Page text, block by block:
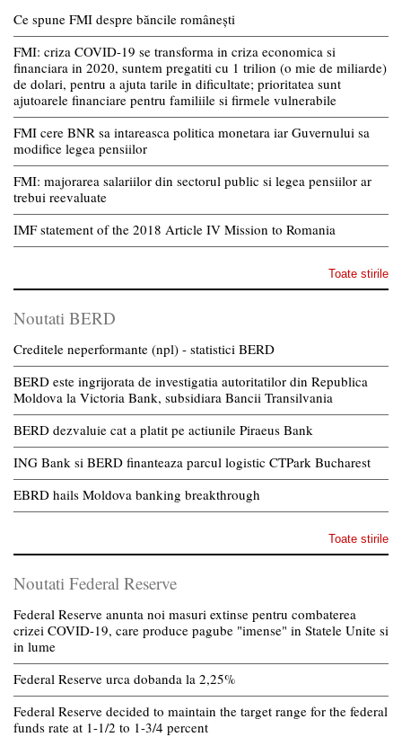
Ce spune FMI despre băncile românești
FMI: criza COVID-19 se transforma in criza economica si
financiara in 2020, suntem pregatiti cu 1 trilion (o mie de miliarde)
de dolari, pentru a ajuta tarile in dificultate; prioritatea sunt
ajutoarele financiare pentru familiile si firmele vulnerabile
FMI cere BNR sa intareasca politica monetara iar Guvernului sa
modifice legea pensiilor
FMI: majorarea salariilor din sectorul public si legea pensiilor ar
trebui reevaluate
IMF statement of the 2018 Article IV Mission to Romania
Toate stirile
Noutati BERD
Creditele neperformante (npl) - statistici BERD
BERD este ingrijorata de investigatia autoritatilor din Republica
Moldova la Victoria Bank, subsidiara Bancii Transilvania
BERD dezvaluie cat a platit pe actiunile Piraeus Bank
ING Bank si BERD finanteaza parcul logistic CTPark Bucharest
EBRD hails Moldova banking breakthrough
Toate stirile
Noutati Federal Reserve
Federal Reserve anunta noi masuri extinse pentru combaterea
crizei COVID-19, care produce pagube "imense" in Statele Unite si
in lume
Federal Reserve urca dobanda la 2,25%
Federal Reserve decided to maintain the target range for the federal
funds rate at 1-1/2 to 1-3/4 percent